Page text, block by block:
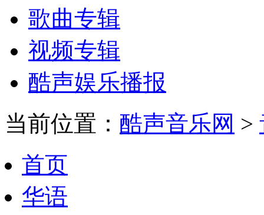
歌曲专辑
视频专辑
酷声娱乐播报
当前位置： 酷声音乐网 >
首页
华语